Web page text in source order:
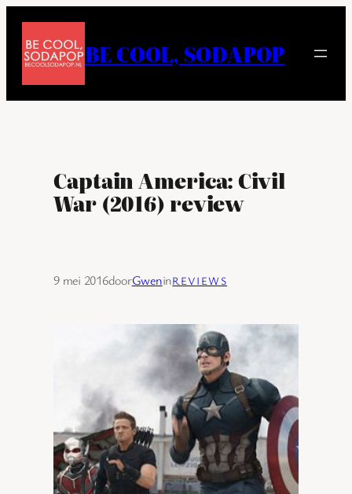
naar
inhoud
BE COOL, SODAPOP
Captain America: Civil
War (2016) review
9 mei 2016doorGweninREVIEWS